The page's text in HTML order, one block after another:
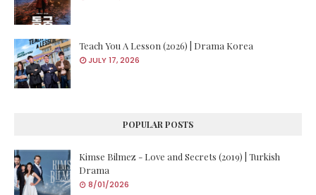
Teach You A Lesson (2026) | Drama Korea
JULY 17, 2026
POPULAR POSTS
Kimse Bilmez - Love and Secrets (2019) | Turkish
Drama
8/01/2026